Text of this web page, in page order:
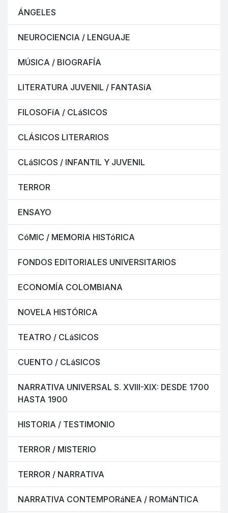
ÁNGELES
NEUROCIENCIA / LENGUAJE
MÚSICA / BIOGRAFÍA
LITERATURA JUVENIL / FANTASíA
FILOSOFíA / CLáSICOS
CLÁSICOS LITERARIOS
CLáSICOS / INFANTIL Y JUVENIL
TERROR
ENSAYO
CóMIC / MEMORIA HISTóRICA
FONDOS EDITORIALES UNIVERSITARIOS
ECONOMÍA COLOMBIANA
NOVELA HISTÓRICA
TEATRO / CLáSICOS
CUENTO / CLáSICOS
NARRATIVA UNIVERSAL S. XVIII-XIX: DESDE 1700
HASTA 1900
HISTORIA / TESTIMONIO
TERROR / MISTERIO
TERROR / NARRATIVA
NARRATIVA CONTEMPORáNEA / ROMáNTICA